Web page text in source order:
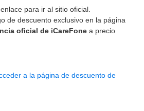
para ir al sitio oficial.
de descuento exclusivo en la página
oficial de iCareFone a precio
a la página de descuento de